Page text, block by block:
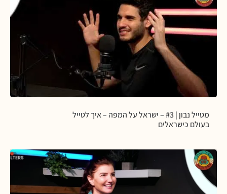
מטייל נבון | #3 – ישראל על המפה – איך לטייל
בעולם כישראלים